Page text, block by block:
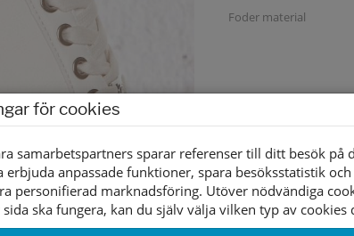
Foder material
för cookies
samarbetspartners sparar referenser till ditt besök på
erbjuda anpassade funktioner, spara besöksstatistik
personifierad marknadsföring. Utöver nödvändiga
ska fungera, kan du själv välja vilken typ av cookies